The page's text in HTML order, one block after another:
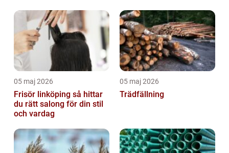
05 maj 2026
Frisör linköping så hittar
du rätt salong för din stil
och vardag
05 maj 2026
Trädfällning